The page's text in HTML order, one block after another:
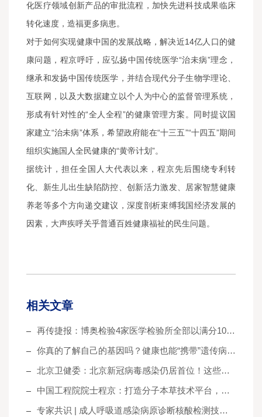
化医疗领域创新产品的审批流程，加快先进科技成果临床
转化速度，造福更多病患。
对于如何实现健康中国的发展战略，解决近14亿人口的健
康问题，程京呼吁，应弘扬中国传统医学“治未病”理念，
继承和发扬中国传统医学，并结合现代分子生物学理论、
互联网，以及大数据建立以个人为中心的监督管理系统，
形成有针对性的“全人全程”的健康管理方案。同时提议国
家建立“治未病”体系，希望政府能在“十三五”“十四五”期间
组织实施国人全民健康的“黄帝计划”。
据统计，担任全国人大代表以来，程京先后围绕专利转
化、新生儿出生缺陷防控、创新活力激发、居家智慧健康
养老等多个方向递交建议，深度剖析束缚我国经济发展的
因素，大声疾呼关乎普通百姓健康福祉的民生问题。
相关文章
再传捷报：博奥检验4家医学检验所全部以满分100分通过2017年全国肿瘤高通量测序室间质评
你真的了解自己的基因吗？健康也能“携带”遗传病的种子......
北京卫健委：北京新冠病毒感染仍居首位！这些重点人群需要针对性接种及做好个人防护
中国工程院院士程京：打造分子本草技术平台，以数据驱动开发创新中药
专家共识 | 成人呼吸道感染病原诊断核酸检测技术临床应用专家共识（2023）